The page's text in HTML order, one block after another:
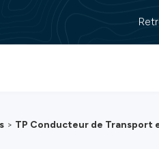
> TP Conducteur de Transport